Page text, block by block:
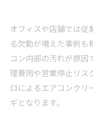
オフィスや店舗では従
る欠勤が増えた事例も
コン内部の汚れが原因
理費用や営業停止リス
ロによるエアコンクリ
ギとなります。